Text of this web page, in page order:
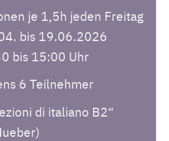
je 1,5h jeden Freitag
bis 19.06.2026
bis 15:00 Uhr
6 Teilnehmer
di italiano B2“